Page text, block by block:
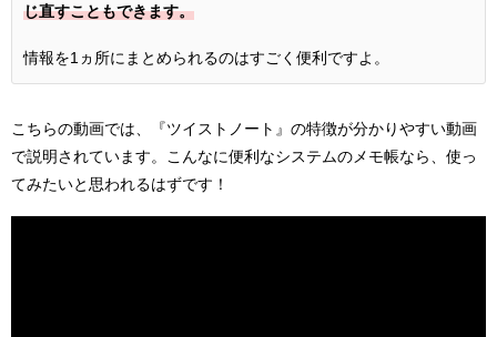
じ直すこともできます。
情報を1ヵ所にまとめられるのはすごく便利ですよ。
こちらの動画では、『ツイストノート』の特徴が分かりやすい動画
で説明されています。こんなに便利なシステムのメモ帳なら、使っ
てみたいと思われるはずです！